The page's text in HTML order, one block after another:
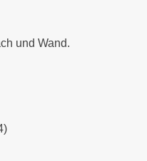
und Wand.